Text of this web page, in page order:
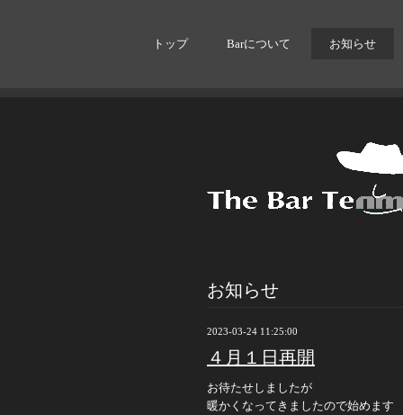
トップ Barについて お知らせ
お知らせ
2023-03-24 11:25:00
４月１日再開
お待たせしましたが
暖かくなってきましたので始めます